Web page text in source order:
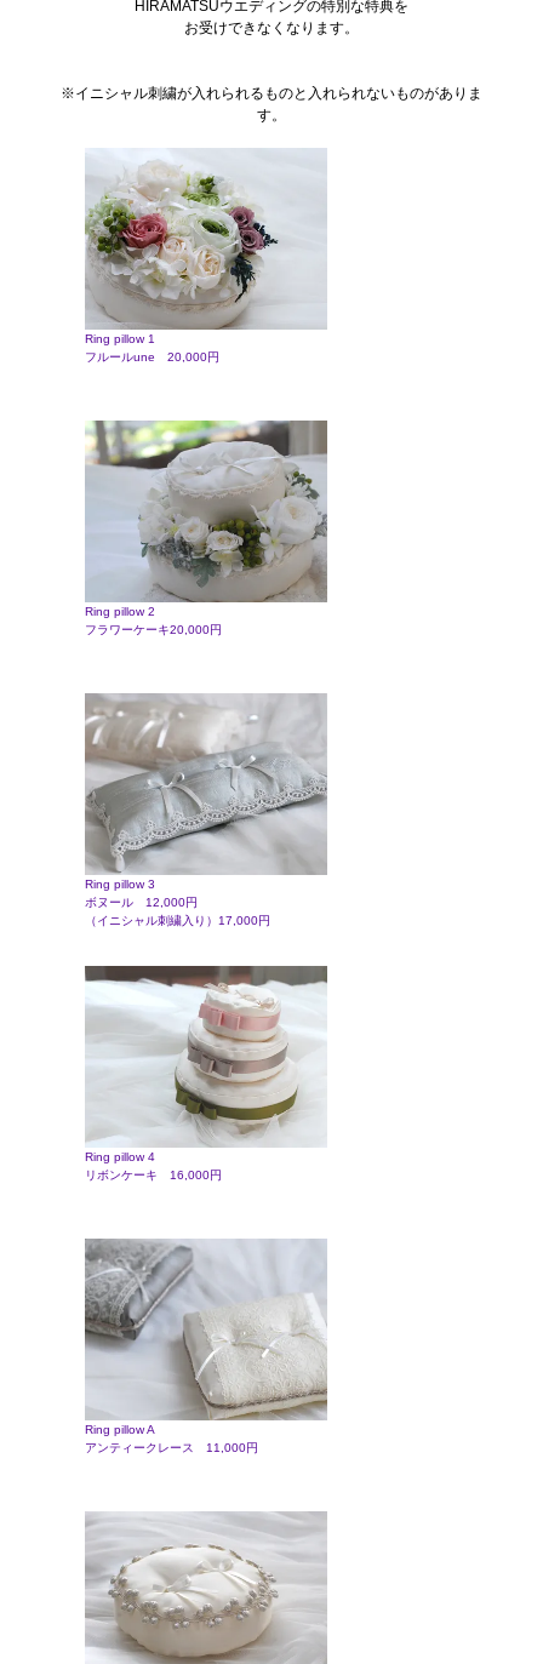
HIRAMATSUウエディングの特別な特典を
お受けできなくなります。
※イニシャル刺繍が入れられるものと入れられないものがありま
す。
Ring pillow 1
フルールune 20,000円
Ring pillow 2
フラワーケーキ20,000円
Ring pillow 3
ボヌール 12,000円
（イニシャル刺繍入り）17,000円
Ring pillow 4
リボンケーキ 16,000円
Ring pillow A
アンティークレース 11,000円